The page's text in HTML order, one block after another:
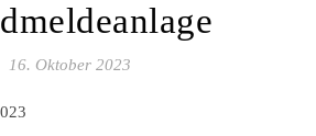
16. Oktober 2023